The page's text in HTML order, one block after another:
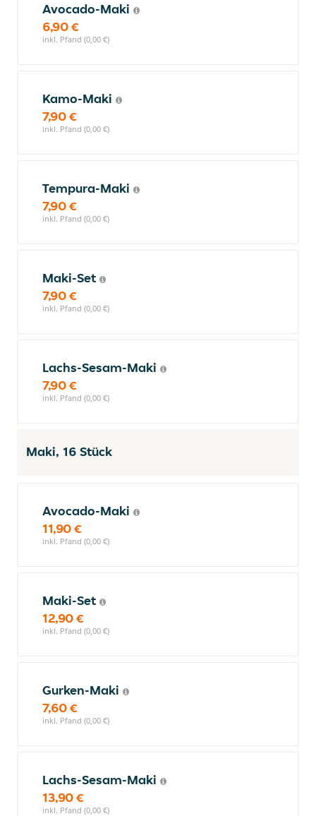
Avocado-Maki
6,90 €
inkl. Pfand (0,00 €)
Kamo-Maki
7,90 €
inkl. Pfand (0,00 €)
Tempura-Maki
7,90 €
inkl. Pfand (0,00 €)
Maki-Set
7,90 €
inkl. Pfand (0,00 €)
Lachs-Sesam-Maki
7,90 €
inkl. Pfand (0,00 €)
Maki, 16 Stück
Avocado-Maki
11,90 €
inkl. Pfand (0,00 €)
Maki-Set
12,90 €
inkl. Pfand (0,00 €)
Gurken-Maki
7,60 €
inkl. Pfand (0,00 €)
Lachs-Sesam-Maki
13,90 €
inkl. Pfand (0,00 €)